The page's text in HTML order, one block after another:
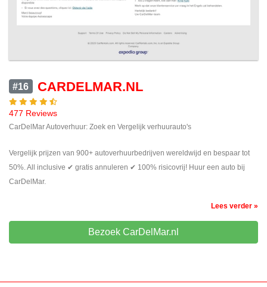
#16 CARDELMAR.NL
477 Reviews
CarDelMar Autoverhuur: Zoek en Vergelijk verhuurauto's
Vergelijk prijzen van 900+ autoverhuurbedrijven wereldwijd en bespaar tot
50%. All inclusive ✔ gratis annuleren ✔ 100% risicovrij! Huur een auto bij
CarDelMar.
Lees verder »
Bezoek CarDelMar.nl